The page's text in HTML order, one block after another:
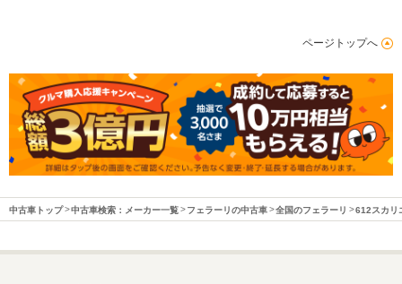
ページトップへ
中古車トップ 中古車検索：メーカー一覧 フェラーリの中古車 全国のフェラーリ 612スカリ